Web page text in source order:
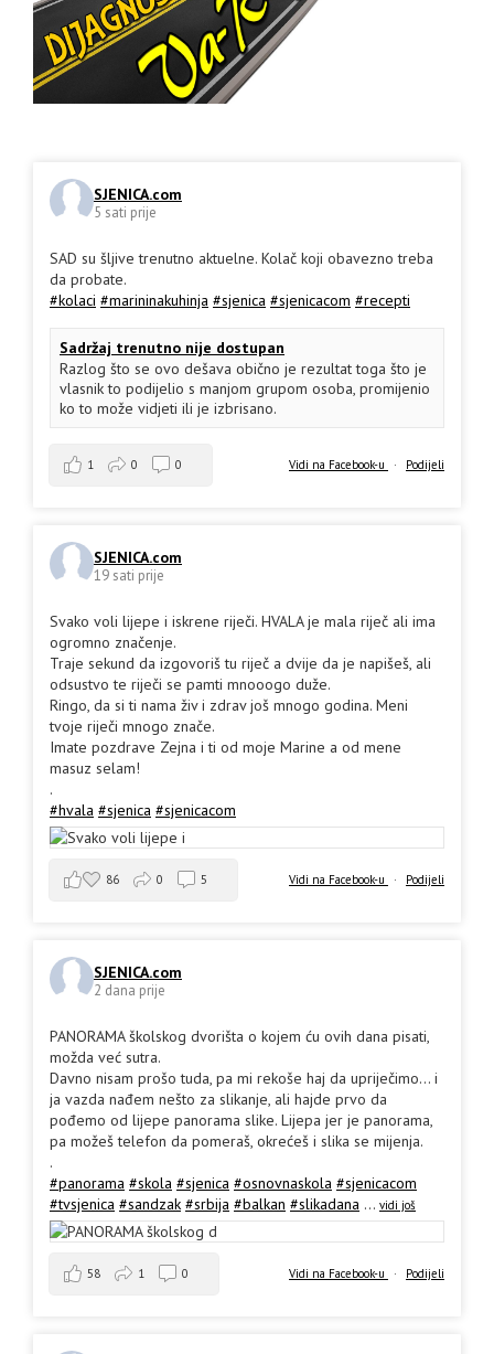
SJENICA.com
5 sati prije
SAD su šljive trenutno aktuelne. Kolač koji obavezno treba
da probate.
#kolaci #marininakuhinja #sjenica #sjenicacom #recepti
Sadržaj trenutno nije dostupan
Razlog što se ovo dešava obično je rezultat toga što je
vlasnik to podijelio s manjom grupom osoba, promijenio
ko to može vidjeti ili je izbrisano.
Vidi na Facebook-u · Podijeli
1 0 0
SJENICA.com
19 sati prije
Svako voli lijepe i iskrene riječi. HVALA je mala riječ ali ima
ogromno značenje.
Traje sekund da izgovoriš tu riječ a dvije da je napišeš, ali
odsustvo te riječi se pamti mnooogo duže.
Ringo, da si ti nama živ i zdrav još mnogo godina. Meni
tvoje riječi mnogo znače.
Imate pozdrave Zejna i ti od moje Marine a od mene
masuz selam!
.
#hvala #sjenica #sjenicacom
Vidi na Facebook-u · Podijeli
86 0 5
SJENICA.com
2 dana prije
PANORAMA školskog dvorišta o kojem ću ovih dana pisati,
možda već sutra.
Davno nisam prošo tuda, pa mi rekoše haj da upriječimo... i
ja vazda nađem nešto za slikanje, ali hajde prvo da
pođemo od lijepe panorama slike. Lijepa jer je panorama,
pa možeš telefon da pomeraš, okrećeš i slika se mijenja.
.
#panorama #skola #sjenica #osnovnaskola #sjenicacom
#tvsjenica #sandzak #srbija #balkan #slikadana ... vidi još
Vidi na Facebook-u · Podijeli
58 1 0